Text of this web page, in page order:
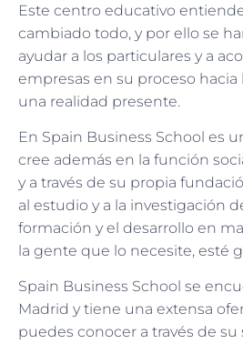
Este centro educativo
cambiado todo, y por ello se
ayudar a los particulares y a
empresas en su proceso hacia
una realidad presente.
En Spain Business School es
cree además en la función
y a través de su propia
al estudio y a la investigación
formación y el desarrollo en
la gente que lo necesite, esté
Spain Business School se
Madrid y tiene una extensa
puedes conocer a través de su